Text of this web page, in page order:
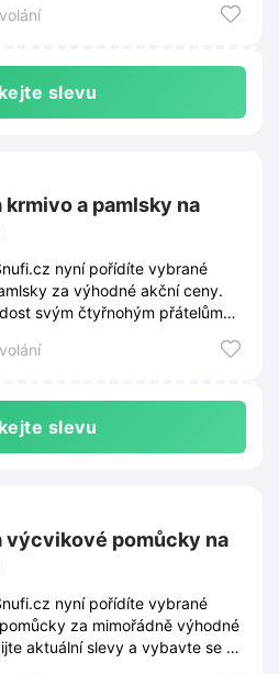
slevu
krmivo a pamlsky na
nyní pořídíte vybrané
za výhodné akční ceny.
svým čtyřnohým přátelům
slevu
výcvikové pomůcky na
nyní pořídíte vybrané
za mimořádně výhodné
aktuální slevy a vybavte se na